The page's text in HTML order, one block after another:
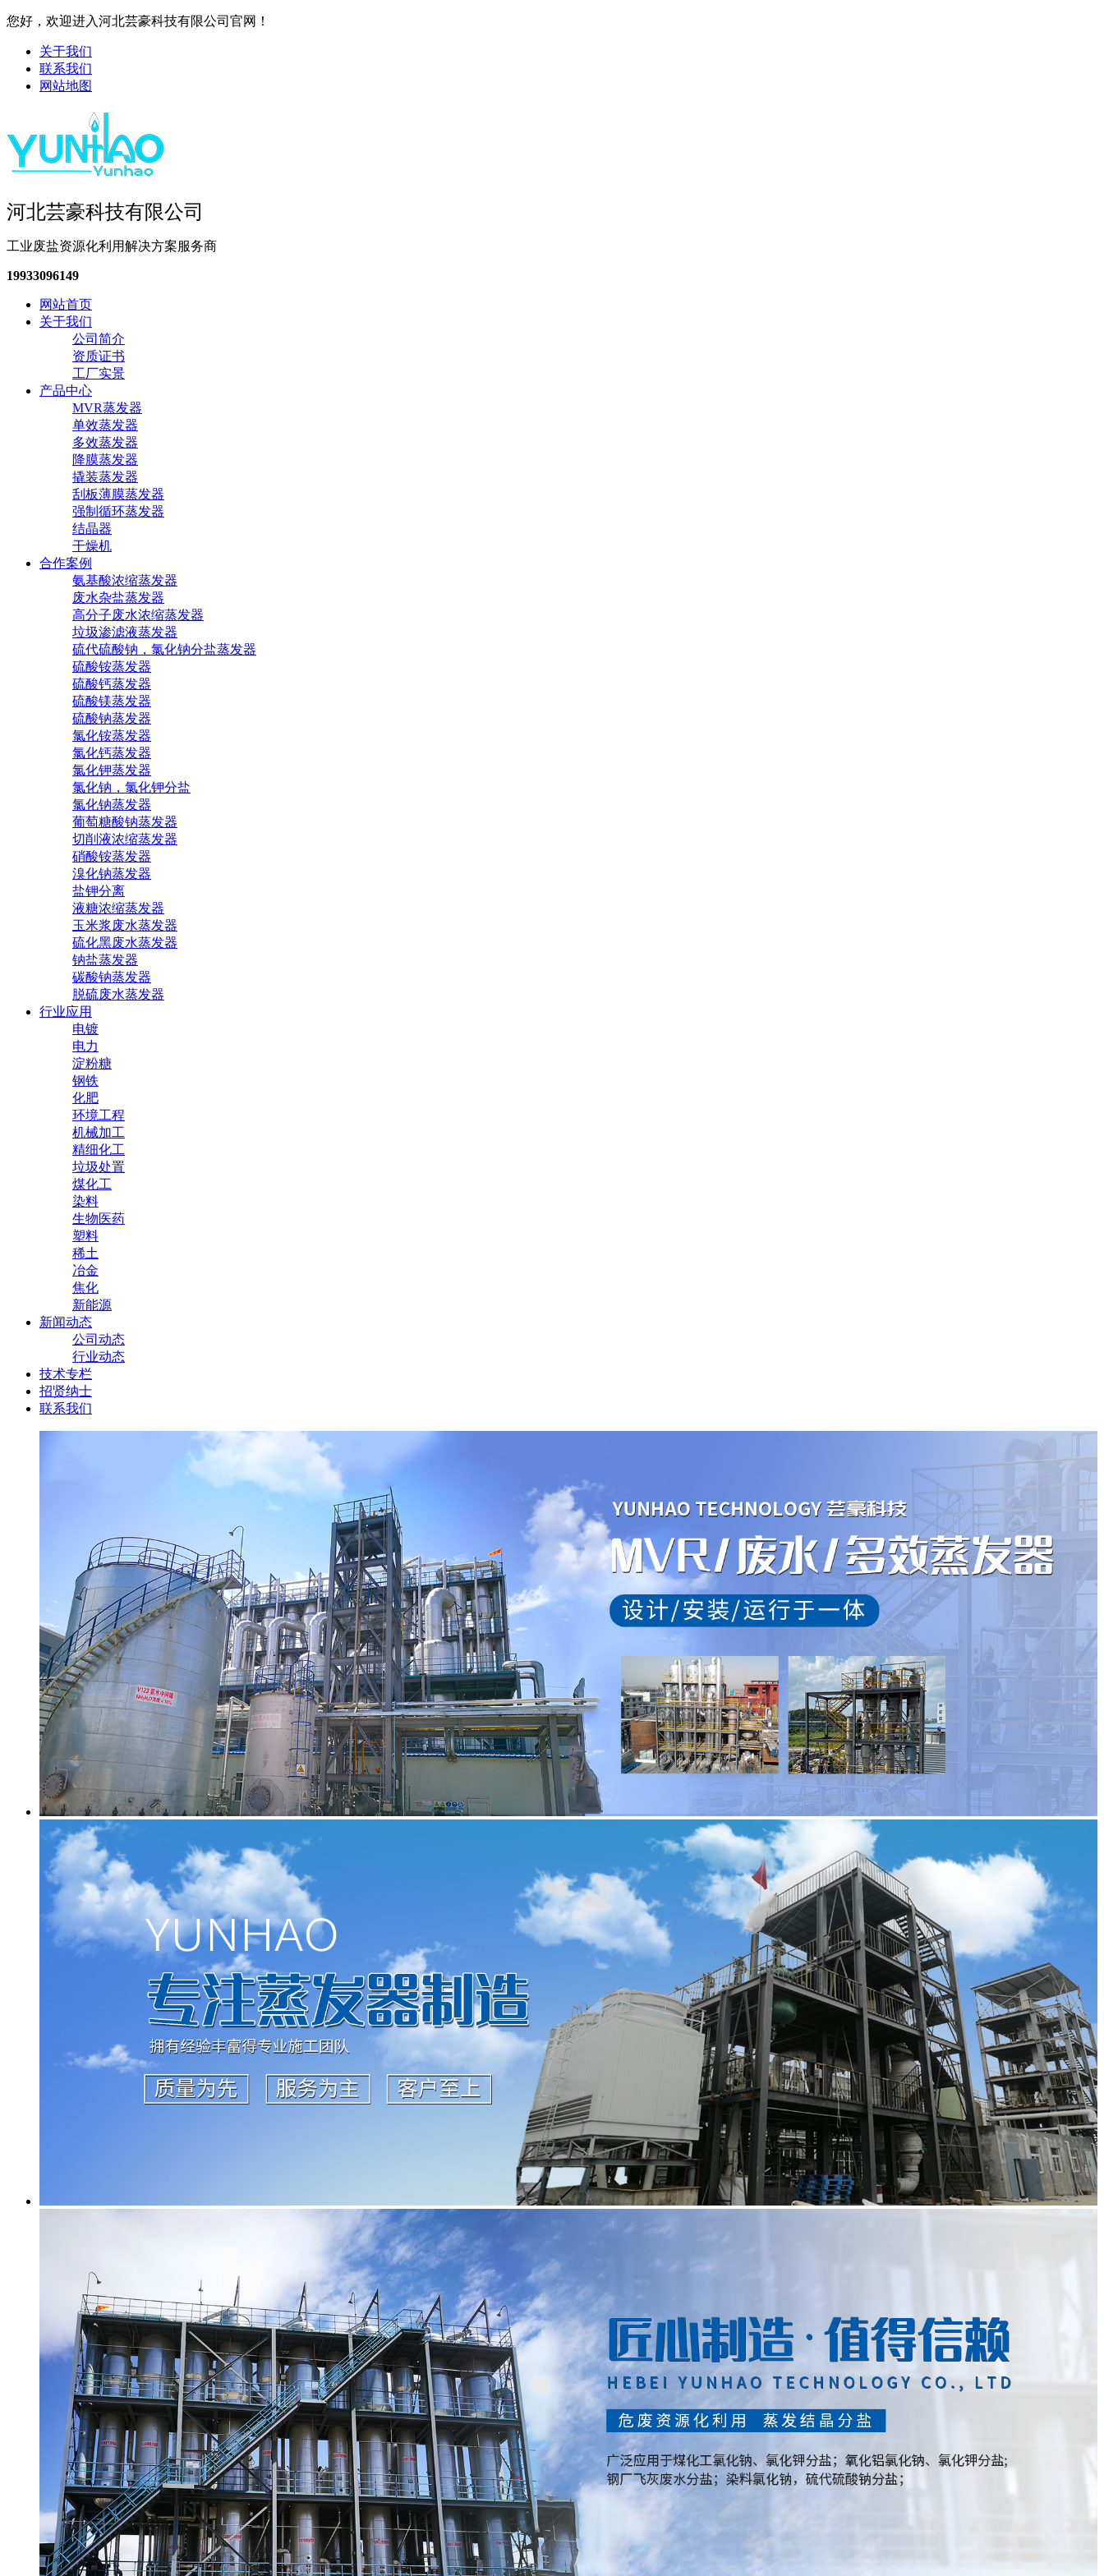
您好，欢迎进入河北芸豪科技有限公司官网！
关于我们
联系我们
网站地图
河北芸豪科技有限公司
工业废盐资源化利用解决方案服务商
19933096149
网站首页
关于我们
公司简介
资质证书
工厂实景
产品中心
MVR蒸发器
单效蒸发器
多效蒸发器
降膜蒸发器
撬装蒸发器
刮板薄膜蒸发器
强制循环蒸发器
结晶器
干燥机
合作案例
氨基酸浓缩蒸发器
废水杂盐蒸发器
高分子废水浓缩蒸发器
垃圾渗滤液蒸发器
硫代硫酸钠，氯化钠分盐蒸发器
硫酸铵蒸发器
硫酸钙蒸发器
硫酸镁蒸发器
硫酸钠蒸发器
氯化铵蒸发器
氯化钙蒸发器
氯化钾蒸发器
氯化钠，氯化钾分盐
氯化钠蒸发器
葡萄糖酸钠蒸发器
切削液浓缩蒸发器
硝酸铵蒸发器
溴化钠蒸发器
盐钾分离
液糖浓缩蒸发器
玉米浆废水蒸发器
硫化黑废水蒸发器
钠盐蒸发器
碳酸钠蒸发器
脱硫废水蒸发器
行业应用
电镀
电力
淀粉糖
钢铁
化肥
环境工程
机械加工
精细化工
垃圾处置
煤化工
染料
生物医药
塑料
稀土
冶金
焦化
新能源
新闻动态
公司动态
行业动态
技术专栏
招贤纳士
联系我们